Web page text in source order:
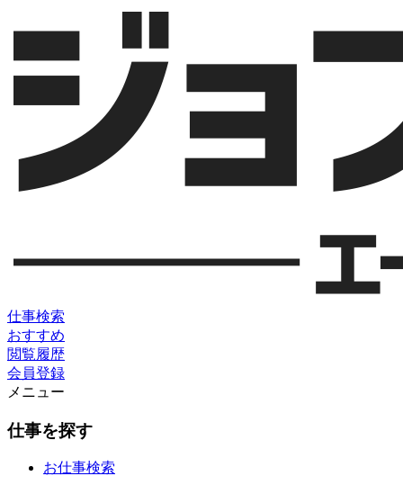
仕事検索
おすすめ
閲覧履歴
会員登録
メニュー
仕事を探す
お仕事検索